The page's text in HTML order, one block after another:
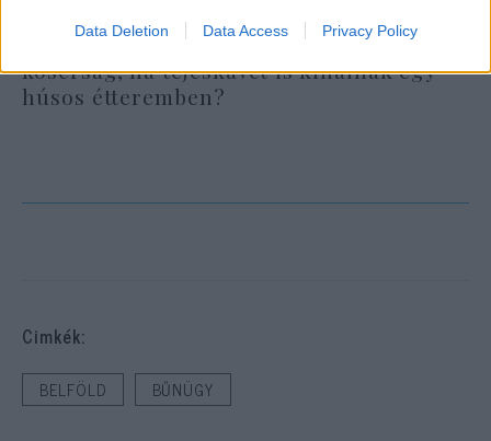
Data Deletion Data Access Privacy Policy
Oberlander Báruch: veszélybe kerül a
kóserság, ha tejeskávét is kínálnak egy
húsos étteremben?
Cimkék:
BELFÖLD BŰNÜGY